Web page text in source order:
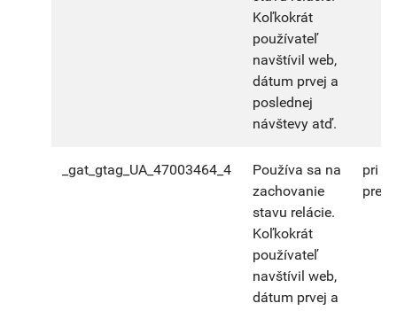
Koľkokrát
používateľ
navštívil web,
dátum prvej a
poslednej
návštevy atď.
_gat_gtag_UA_47003464_4
Používa sa na
zachovanie
stavu relácie.
Koľkokrát
používateľ
navštívil web,
dátum prvej a
pri